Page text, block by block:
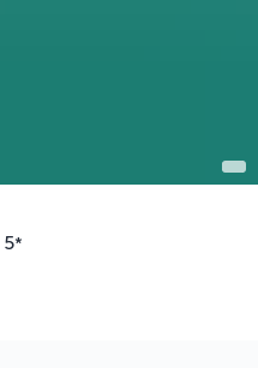
5*